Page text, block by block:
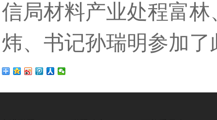
信局材料产业处程富
炜、书记孙瑞明参加了